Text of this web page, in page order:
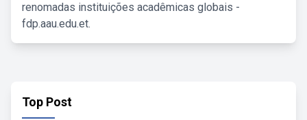
renomadas instituições acadêmicas globais -
fdp.aau.edu.et.
Top Post